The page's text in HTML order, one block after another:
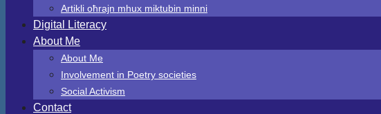
Artikli oħrajn mhux miktubin minni
Digital Literacy
About Me
About Me
Involvement in Poetry societies
Social Activism
Contact